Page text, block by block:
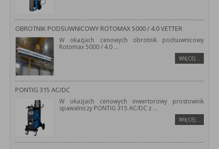
OBROTNIK PODSUWNICOWY ROTOMAX 5000 / 4.0 VETTER
W okazjach cenowych obrotnik podsuwnicowy
Rotomax 5000 / 4.0 ...
WIĘCEJ…
PONTIG 315 AC/DC
W okazjach cenowych inwertorowy prostownik
spawalniczy PONTIG 315 AC/DC z ...
WIĘCEJ…